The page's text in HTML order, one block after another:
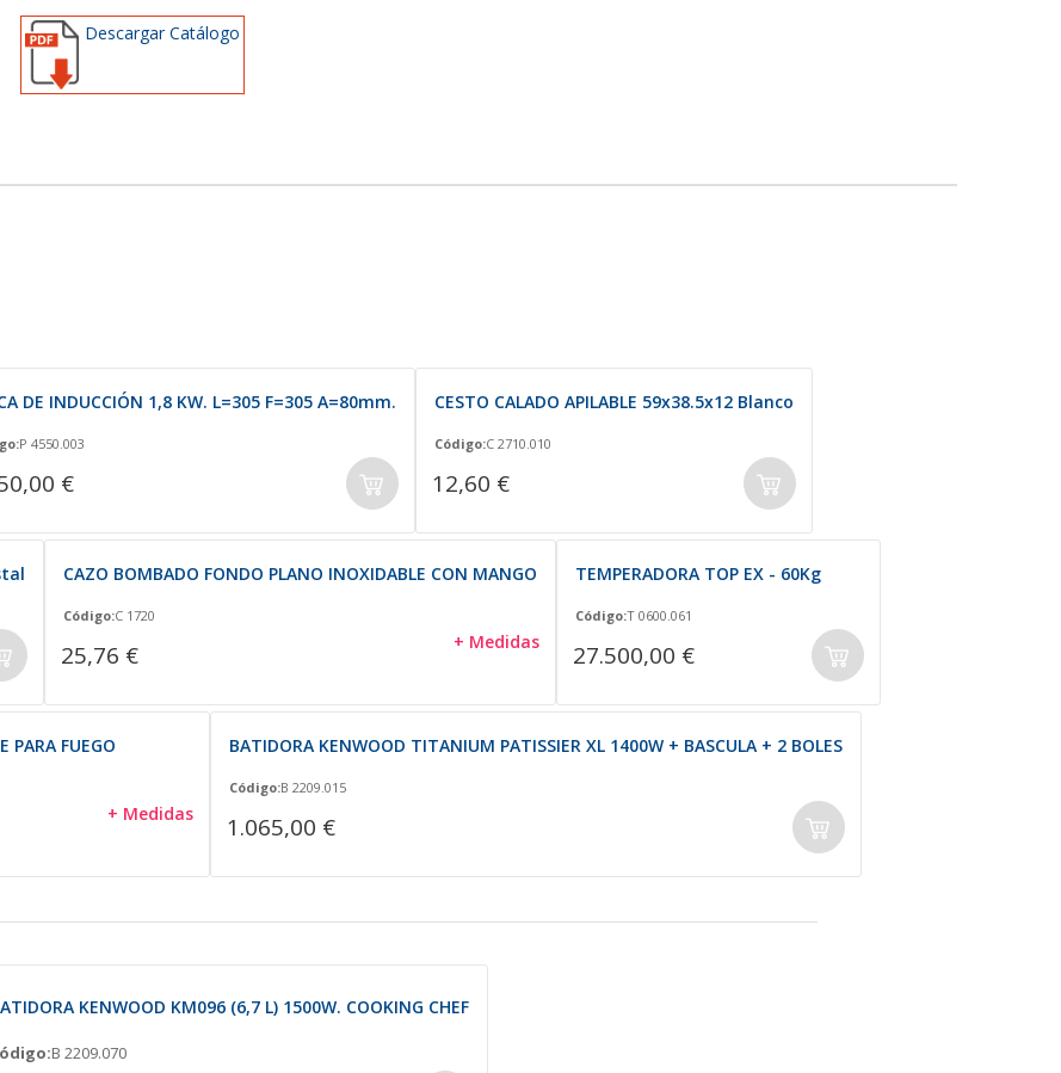
Descargar Catálogo
DE INDUCCIÓN 1,8 KW. L=305 F=305 A=80mm.
P 4550.003
€
CESTO CALADO APILABLE 59x38.5x12 Blanco
Código:C 2710.010
12,60 €
CAZO BOMBADO FONDO PLANO INOXIDABLE CON MANGO
Código:C 1720
25,76 € + Medidas
TEMPERADORA TOP EX - 60Kg
Código:T 0600.061
27.500,00 €
PARA FUEGO
+ Medidas
BATIDORA KENWOOD TITANIUM PATISSIER XL 1400W + BASCULA + 2 BOLES
Código:B 2209.015
1.065,00 €
KENWOOD KM096 (6,7 L) 1500W. COOKING CHEF
B 2209.070